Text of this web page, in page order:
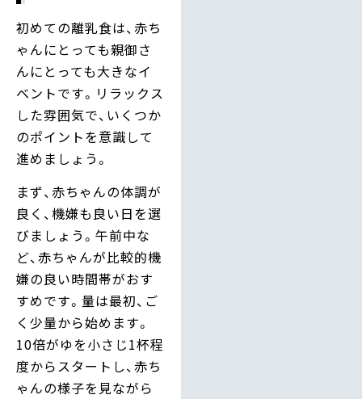
初めての離乳食は、赤ち
ゃんにとっても親御さ
んにとっても大きなイ
ベントです。リラックス
した雰囲気で、いくつか
のポイントを意識して
進めましょう。
まず、赤ちゃんの体調が
良く、機嫌も良い日を選
びましょう。午前中な
ど、赤ちゃんが比較的機
嫌の良い時間帯がおす
すめです。量は最初、ご
く少量から始めます。
10倍がゆを小さじ1杯程
度からスタートし、赤ち
ゃんの様子を見ながら